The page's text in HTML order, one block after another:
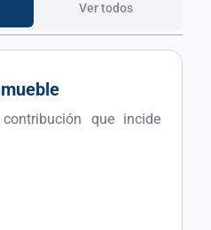
Ver todos
que incide